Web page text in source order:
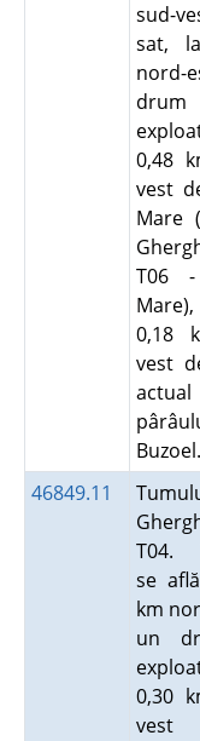
sud-
sat,
nord-
0,48
vest
Mare
T06
0,18
vest
Buzoel.
46849.11
T04.
se
km
un
0,30